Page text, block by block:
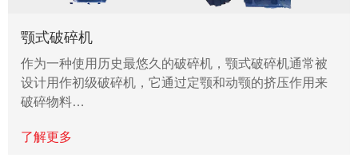
颚式破碎机
作为一种使用历史最悠久的破碎机，颚式破碎机通常被
设计用作初级破碎机，它通过定颚和动颚的挤压作用来
破碎物料…
了解更多